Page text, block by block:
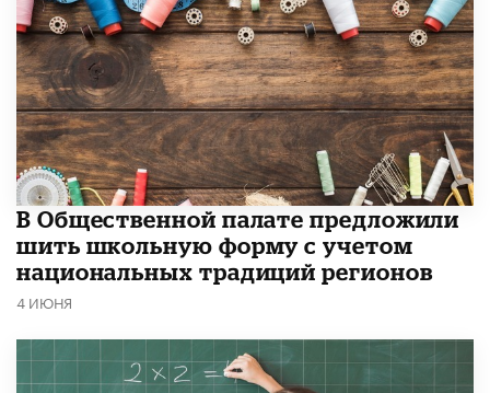
В Общественной палате предложили
шить школьную форму с учетом
национальных традиций регионов
4 ИЮНЯ